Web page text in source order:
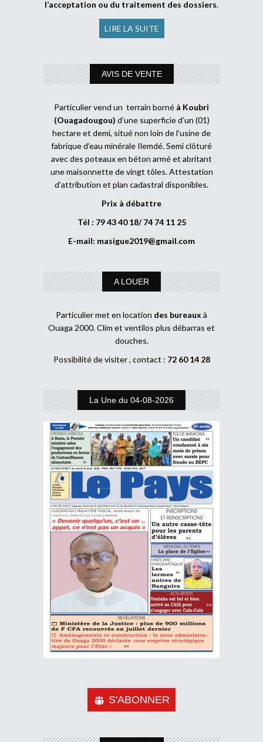
l’acceptation ou du traitement des dossiers.
LIRE LA SUITE
AVIS DE VENTE
Particulier vend un terrain borné à Koubri
(Ouagadougou) d’une superficie d’un (01)
hectare et demi, situé non loin de l’usine de
fabrique d’eau minérale Ilemdé. Semi clôturé
avec des poteaux en béton armé et abritant
une maisonnette de vingt tôles. Attestation
d’attribution et plan cadastral disponibles.
Prix à débattre
Tél : 79 43 40 18/ 74 74 11 25
E-mail: masigue2019@gmail.com
A LOUER
Particulier met en location des bureaux à
Ouaga 2000. Clim et ventilos plus débarras et
douches.
Possibilité de visiter , contact : 72 60 14 28
La Une du 04-08-2026
S'ABONNER